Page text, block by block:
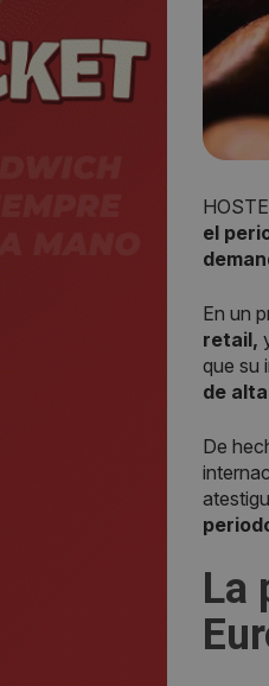
el
En un
retail,
que su
de
De
La